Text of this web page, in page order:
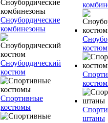
Сноубордические
комбинезоны
Сноубордический
костюм
Спортивные
костюмы
костюм
штаны